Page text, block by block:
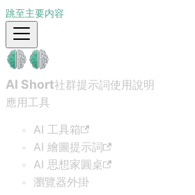
跳至主要内容
AI Short社群提示詞使用說明
應用工具
AI 工具箱
AI 繪圖提示詞
AI 思想家圓桌
瀏覽器外掛